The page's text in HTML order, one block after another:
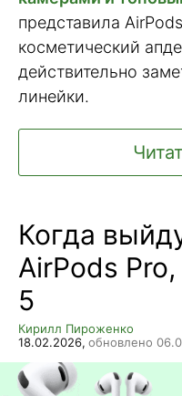
представила
косметический
действительно
линейки.
Когда
AirPods
5
Кирилл Пироженко
18.02.2026, обновлено